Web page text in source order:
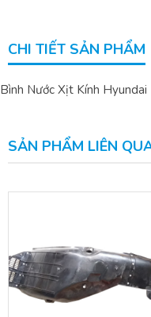
CHI TIẾT SẢN PHẨM
Bình Nước Xịt Kính
SẢN PHẨM LIÊN